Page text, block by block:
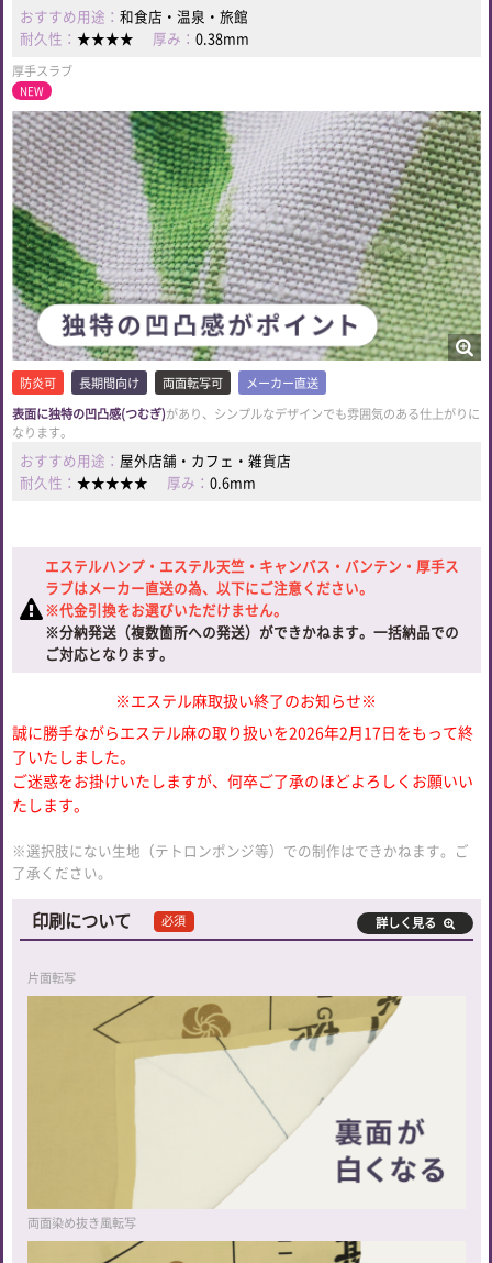
おすすめ用途： 和食店・温泉・旅館
耐久性： ★★★★ 厚み： 0.38mm
厚手スラブ
NEW
防炎可 長期間向け 両面転写可
メーカー直送
表面に独特の凹凸感(つむぎ)があり、シンプルなデザインでも雰囲気のある仕上がりに
なります。
おすすめ用途： 屋外店舗・カフェ・雑貨店
耐久性： ★★★★★ 厚み： 0.6mm
エステルハンプ・エステル天竺・キャンバス・バンテン・厚手ス
ラブはメーカー直送の為、以下にご注意ください。
※代金引換をお選びいただけません。
※分納発送（複数箇所への発送）ができかねます。一括納品での
ご対応となります。
※エステル麻取扱い終了のお知らせ※
誠に勝手ながらエステル麻の取り扱いを2026年2月17日をもって終
了いたしました。
ご迷惑をお掛けいたしますが、何卒ご了承のほどよろしくお願いい
たします。
※選択肢にない生地（テトロンポンジ等）での制作はできかねます。ご
了承ください。
印刷について 必須 詳しく見る
片面転写
両面染め抜き風転写